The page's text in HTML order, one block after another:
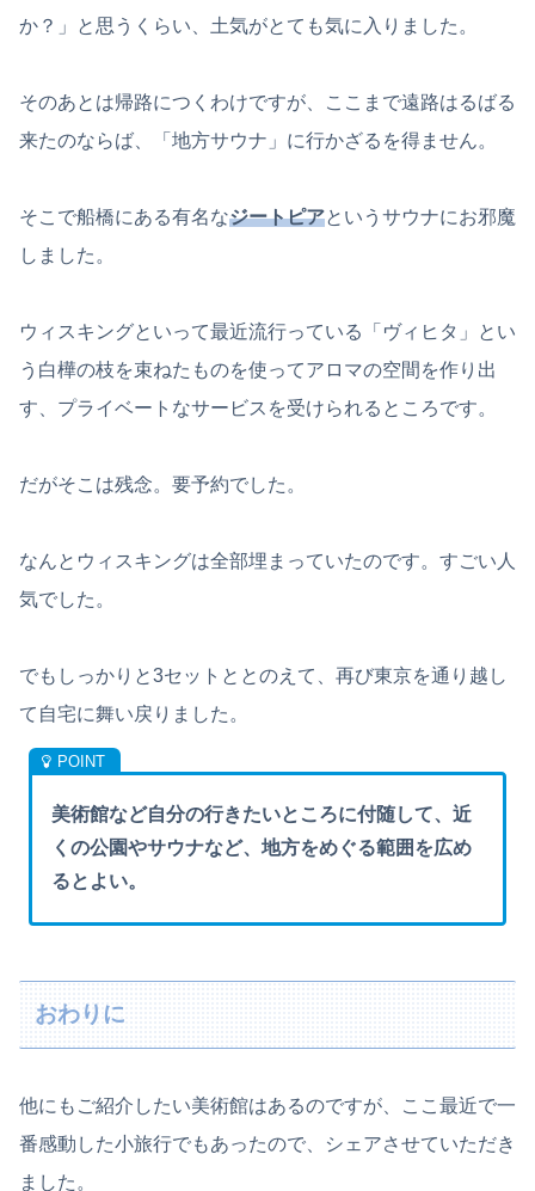
か？」と思うくらい、土気がとても気に入りました。
そのあとは帰路につくわけですが、ここまで遠路はるばる
来たのならば、「地方サウナ」に行かざるを得ません。
そこで船橋にある有名なジートピアというサウナにお邪魔
しました。
ウィスキングといって最近流行っている「ヴィヒタ」とい
う白樺の枝を束ねたものを使ってアロマの空間を作り出
す、プライベートなサービスを受けられるところです。
だがそこは残念。要予約でした。
なんとウィスキングは全部埋まっていたのです。すごい人
気でした。
でもしっかりと3セットととのえて、再び東京を通り越し
て自宅に舞い戻りました。
美術館など自分の行きたいところに付随して、近
くの公園やサウナなど、地方をめぐる範囲を広め
るとよい。
おわりに
他にもご紹介したい美術館はあるのですが、ここ最近で一
番感動した小旅行でもあったので、シェアさせていただき
ました。